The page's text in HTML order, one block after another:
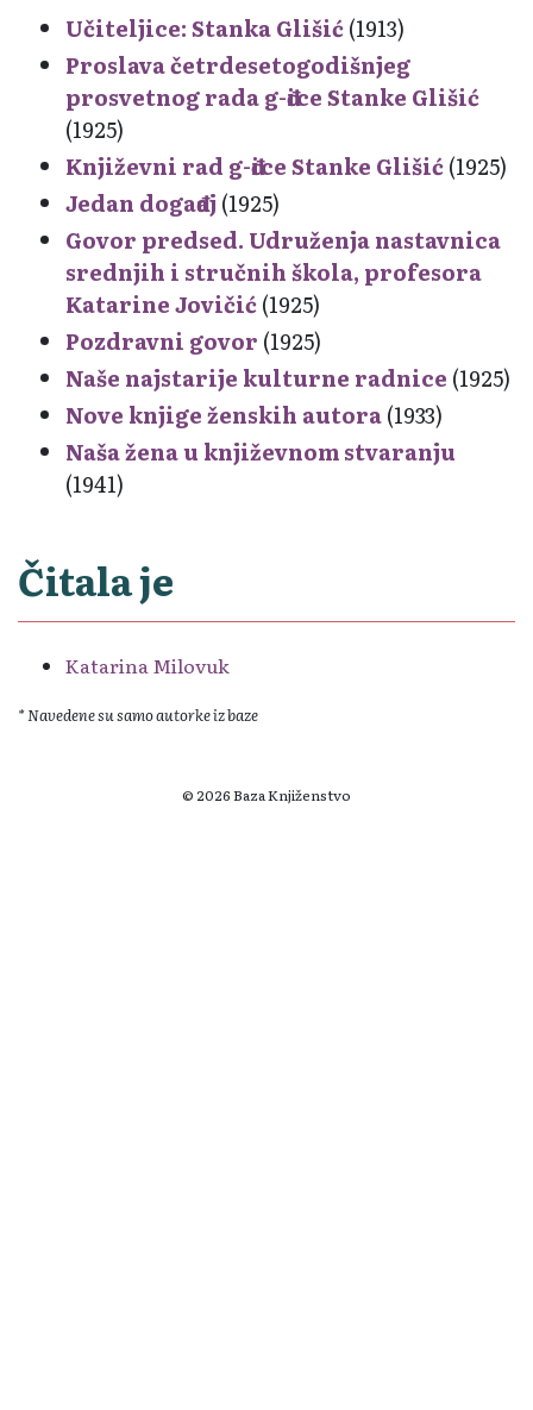
Učiteljice: Stanka Glišić(1913)
Proslava četrdesetogodišnjeg
prosvetnog rada g-đice Stanke Glišić
(1925)
Književni rad g-đice Stanke Glišić(1925)
Jedan događaj (1925)
Govor predsed. Udruženja nastavnica
srednjih i stručnih škola, profesora
Katarine Jovičić(1925)
Pozdravni govor (1925)
Naše najstarije kulturne radnice (1925)
Nove knjige ženskih autora(1933)
Naša žena u književnom stvaranju
(1941)
Čitala je
Katarina Milovuk
* Navedene su samo autorke iz baze
© 2026 Baza Knjiženstvo